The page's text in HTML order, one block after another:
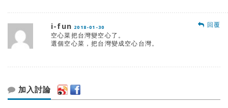
i-fun 2018-01-30
空心菜把台灣變空心了。
選個空心菜，把台灣變成空心台灣。
回覆
加入討論